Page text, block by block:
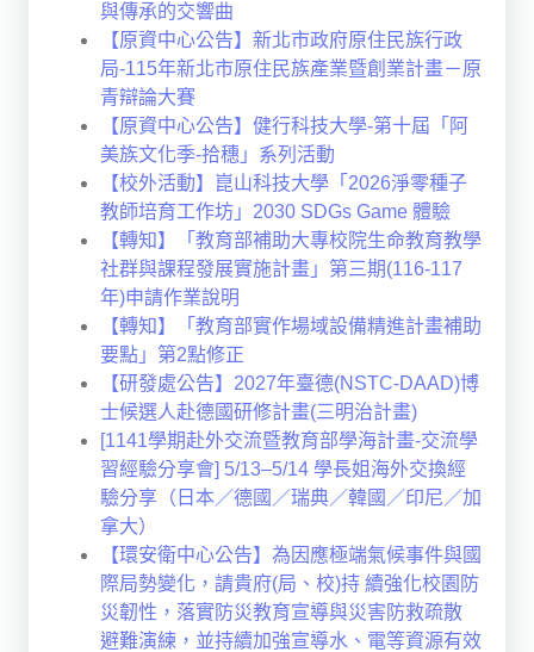
與傳承的交響曲
【原資中心公告】新北市政府原住民族行政
局-115年新北市原住民族產業暨創業計畫－原
青辯論大賽
【原資中心公告】健行科技大學-第十屆「阿
美族文化季-拾穗」系列活動
【校外活動】崑山科技大學「2026淨零種子
教師培育工作坊」2030 SDGs Game 體驗
【轉知】「教育部補助大專校院生命教育教學
社群與課程發展實施計畫」第三期(116-117
年)申請作業說明
【轉知】「教育部實作場域設備精進計畫補助
要點」第2點修正
【研發處公告】2027年臺德(NSTC-DAAD)博
士候選人赴德國研修計畫(三明治計畫)
[1141學期赴外交流暨教育部學海計畫-交流學
習經驗分享會] 5/13–5/14 學長姐海外交換經
驗分享（日本／德國／瑞典／韓國／印尼／加
拿大）
【環安衛中心公告】為因應極端氣候事件與國
際局勢變化，請貴府(局、校)持 續強化校園防
災韌性，落實防災教育宣導與災害防救疏散
避難演練，並持續加強宣導水、電等資源有效